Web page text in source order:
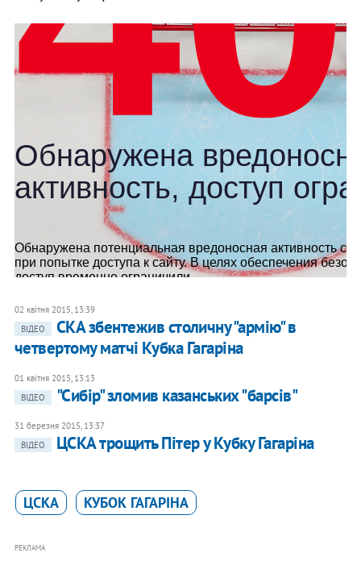
02 квітня 2015, 13:39
ВІДЕО
СКА збентежив столичну "армію" в
четвертому матчі Кубка Гагаріна
01 квітня 2015, 13:13
ВІДЕО
"Сибір" зломив казанських "барсів"
31 березня 2015, 13:37
ВІДЕО
ЦСКА трощить Пітер у Кубку Гагаріна
ЦСКА КУБОК ГАГАРІНА
РЕКЛАМА